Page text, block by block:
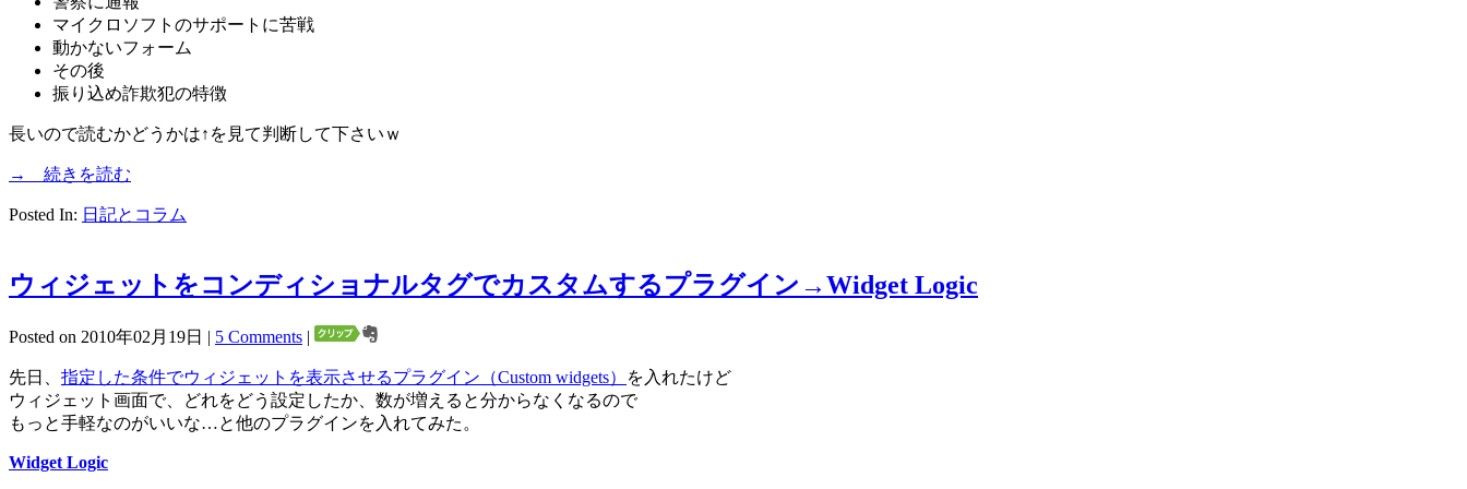
マイクロソフトのサポートに苦戦
動かないフォーム
その後
振り込め詐欺犯の特徴
長いので読むかどうかは↑を見て判断して下さいｗ
→ 続きを読む
Posted In: 日記とコラム
ウィジェットをコンディショナルタグでカスタムするプラグイン→Widget Logic
Posted on 2010年02月19日 | 5 Comments |
先日、 指定した条件でウィジェットを表示させるプラグイン（Custom widgets）
を入れたけど
ウィジェット画面で、どれをどう設定したか、数が増えると分からなくなるので
もっと手軽なのがいいな…と他のプラグインを入れてみた。
Widget Logic